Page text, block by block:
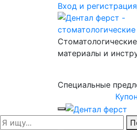
Вход и регистрация
материалы и
Специальные